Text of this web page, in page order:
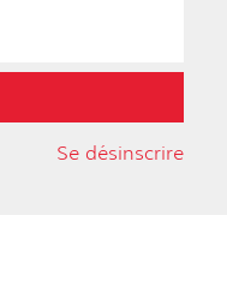
Se désinscrire